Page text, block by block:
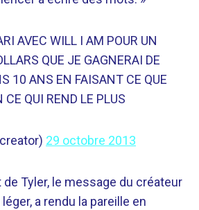
AVEC WILL I AM POUR UN
QUE JE GAGNERAI DE
10 ANS EN FAISANT CE QUE
CE QUI REND LE PLUS
29 octobre 2013
de Tyler, le message du créateur
a rendu la pareille en